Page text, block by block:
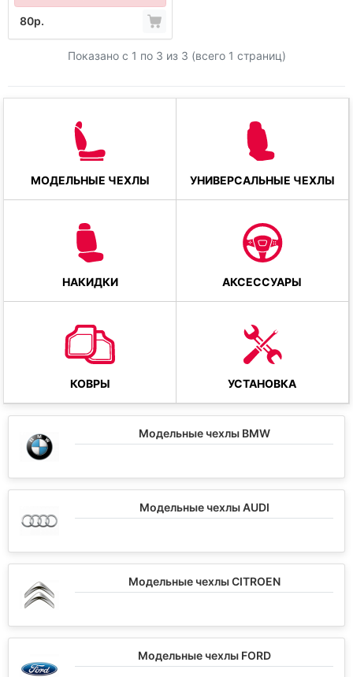
80р.
Показано с 1 по 3 из 3 (всего 1 страниц)
МОДЕЛЬНЫЕ ЧЕХЛЫ УНИВЕРСАЛЬНЫЕ ЧЕХЛЫ
НАКИДКИ АКСЕССУАРЫ
КОВРЫ УСТАНОВКА
Модельные чехлы BMW
Модельные чехлы AUDI
Модельные чехлы CITROEN
Модельные чехлы FORD